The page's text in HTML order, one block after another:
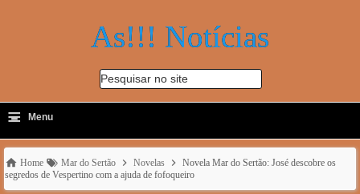
As!!! Notícias
Pesquisar no site
-
≡ Menu
Home Mar do Sertão Novelas
Novela Mar do Sertão: José descobre os
segredos de Vespertino com a ajuda de fofoqueiro